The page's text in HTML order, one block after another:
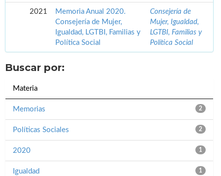
2021
Memoria Anual 2020.
Consejería de Mujer,
Igualdad, LGTBI, Familias y
Política Social
Consejería de
Mujer, Igualdad,
LGTBI, Familias y
Política Social
Buscar por:
Materia
2
Memorias
2
Políticas Sociales
1
2020
1
Igualdad